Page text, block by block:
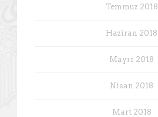
Temmuz 2018
Haziran 2018
Mayıs 2018
Nisan 2018
Mart 2018